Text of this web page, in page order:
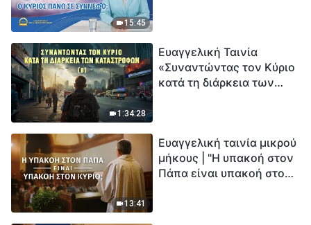
15:45
1:34:28
Ευαγγελική Ταινία
«Συναντώντας τον Κύριο
κατά τη διάρκεια των
εξαφάνισης». Οι
καταστροφές χτυπούν.
Ξεκινά η αντίστροφη
13:41
Ευαγγελική ταινία μικρού
μήκους | "Η υπακοή στον
Πάπα είναι υπακοή στον